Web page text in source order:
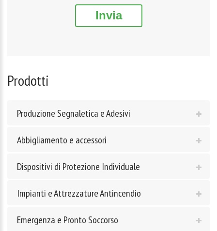
Invia
Prodotti
Produzione Segnaletica e Adesivi
Abbigliamento e accessori
Dispositivi di Protezione Individuale
Impianti e Attrezzature Antincendio
Emergenza e Pronto Soccorso